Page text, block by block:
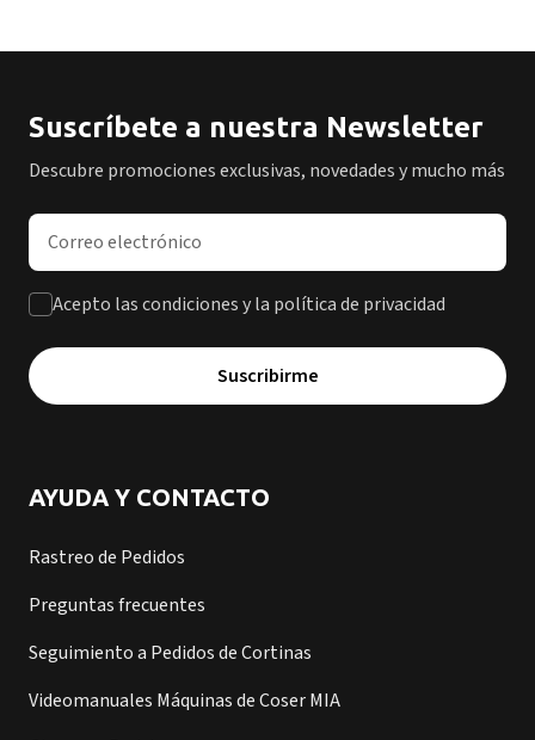
Suscríbete a nuestra Newsletter
Descubre promociones exclusivas, novedades y mucho más
Dirección de correo electrónico
Acepto las condiciones y la política de privacidad
Suscribirme
AYUDA Y CONTACTO
Rastreo de Pedidos
Preguntas frecuentes
Seguimiento a Pedidos de Cortinas
Videomanuales Máquinas de Coser MIA